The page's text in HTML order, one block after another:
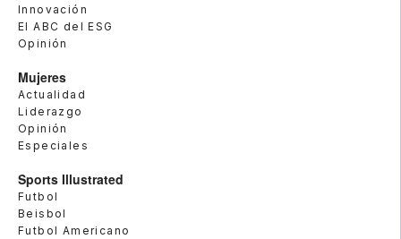
Innovación
El ABC del ESG
Opinión
Mujeres
Actualidad
Liderazgo
Opinión
Especiales
Sports Illustrated
Futbol
Beisbol
Futbol Americano